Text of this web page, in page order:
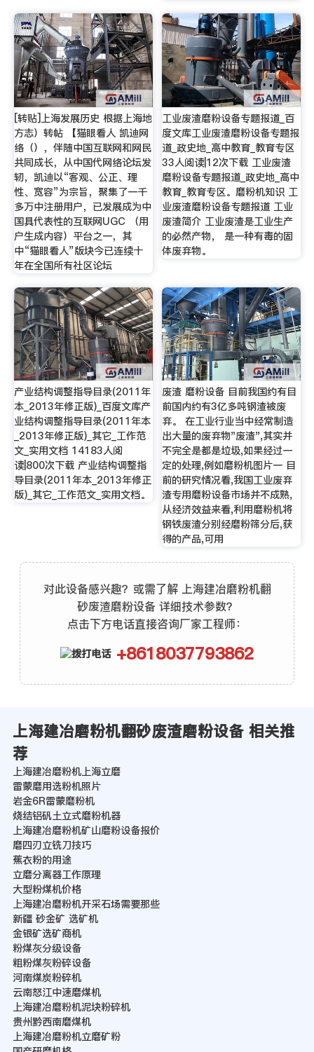
[转贴]上海发展历史 根据上海地
方志）转帖 【猫眼看人 凯迪网
络（），伴随中国互联网和网民
共同成长，从中国代网络论坛发
轫，凯迪以“客观、公正、理
性、宽容”为宗旨，聚集了一千
多万中注册用户，已发展成为中
国具代表性的互联网UGC （用
户生成内容）平台之一，其
中“猫眼看人”版块今已连续十
年在全国所有社区论坛
工业废渣磨粉设备专题报道_百
度文库工业废渣磨粉设备专题报
道_政史地_高中教育_教育专区
33人阅读|12次下载 工业废渣
磨粉设备专题报道_政史地_高中
教育_教育专区。磨粉机知识 工
业废渣磨粉设备专题报道 工业
废渣简介 工业废渣是工业生产
的必然产物， 是一种有毒的固
体废弃物。
产业结构调整指导目录(2011年
本_2013年修正版)_百度文库产
业结构调整指导目录(2011年本
_2013年修正版)_其它_工作范
文_实用文档 14183人阅
读|800次下载 产业结构调整指
导目录(2011年本_2013年修正
版)_其它_工作范文_实用文档。
废渣 磨粉设备 目前我国约有目
前国内约有3亿多吨钢渣被废
弃。 在工业行业当中经常制造
出大量的废弃物"废渣",其实并
不完全是都是垃圾,如果经过一
定的处理,例如磨粉机图片一 目
前的研究情况看,我国工业废弃
渣专用磨粉设备市场并不成熟,
从经济效益来看,利用磨粉机将
钢铁废渣分别经磨粉筛分后,获
得的产品,可用
对此设备感兴趣？或需了解 上海建冶磨粉机翻
砂废渣磨粉设备 详细技术参数？
点击下方电话直接咨询厂家工程师：
+8618037793862
上海建冶磨粉机翻砂废渣磨粉设备 相关推
荐
上海建冶磨粉机上海立磨
雷蒙磨用选粉机照片
岩金6R雷蒙磨粉机
烧结铝矾土立式磨粉机器
上海建冶磨粉机矿山磨粉设备报价
磨四刃立铣刀技巧
蕉衣粉的用途
立磨分离器工作原理
大型粉煤机价格
上海建冶磨粉机开采石场需要那些
新疆 砂金矿 选矿机
金银矿选矿商机
粉煤灰分级设备
粗粉煤灰粉碎设备
河南煤炭粉碎机
云南怒江中速磨煤机
上海建冶磨粉机泥块粉碎机
贵州黔西南磨煤机
上海建冶磨粉机立磨矿粉